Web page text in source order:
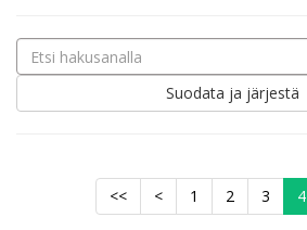
Suodata ja järjestä
<< < 1 2 3 4